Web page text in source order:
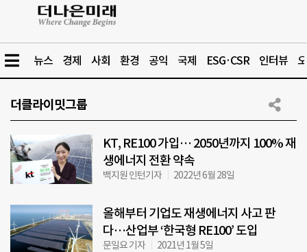
뉴스 경제 사회 환경 공익 국제 ESG·CSR 인터뷰
더클라이밋그룹
KT, RE100 가입… 2050년까지 100% 재
생에너지 전환 약속
백지원 인턴기자 2022년 6월 28일
올해부터 기업도 재생에너지 사고 판
다…산업부 ‘한국형 RE100’ 도입
문일요 기자 2021년 1월 5일